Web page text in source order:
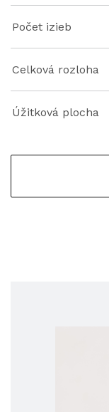
Počet izieb
Celková rozloha
Úžitková plocha